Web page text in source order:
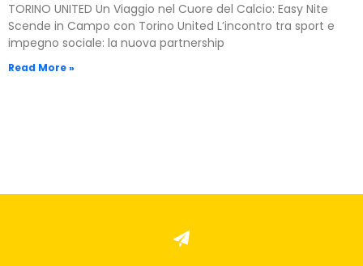
TORINO UNITED Un Viaggio nel Cuore del Calcio: Easy Nite
Scende in Campo con Torino United L’incontro tra sport e
impegno sociale: la nuova partnership
Read More »